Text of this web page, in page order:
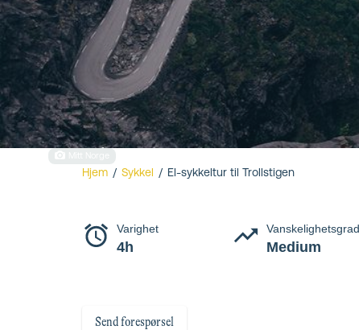
El-
Hjem / Sykkel / El-sykkeltur til Trollstigen